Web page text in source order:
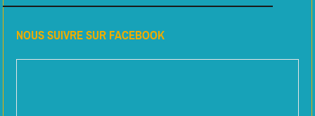
NOUS SUIVRE SUR FACEBOOK